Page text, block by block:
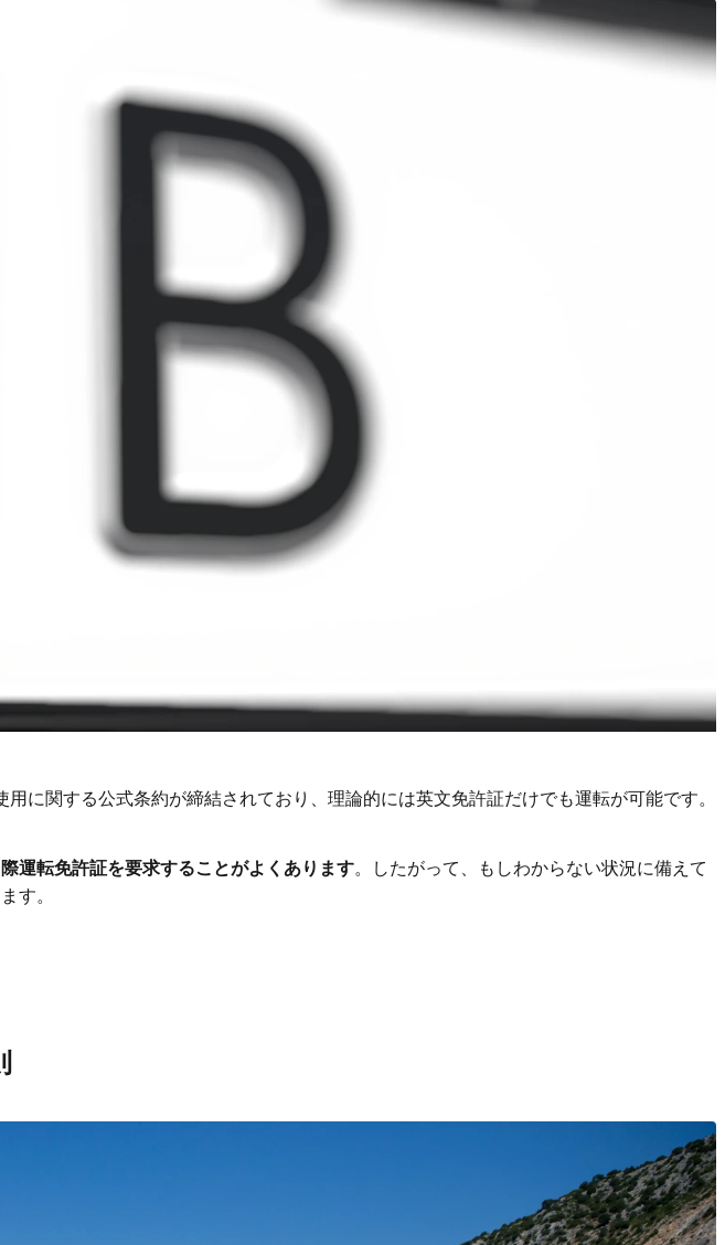
に関する公式条約が締結されており、理論的には英文免許証だけでも運転が可能です。
運転免許証を要求することがよくあります。したがって、もしわからない状況に備えて
す。